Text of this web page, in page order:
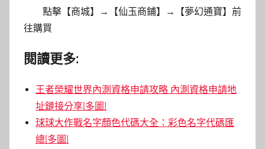
點擊【商城】→【仙玉商鋪】→【夢幻通寶】前
往購買
閱讀更多:
王者榮耀世界內測資格申請攻略 內測資格申請地
址鏈接分享[多圖]
球球大作戰名字顏色代碼大全：彩色名字代碼匯
總[多圖]